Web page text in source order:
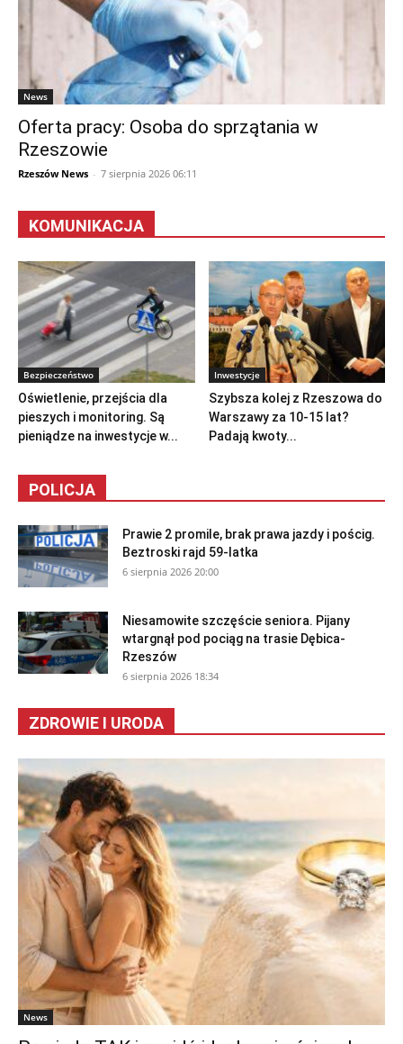
News
Oferta pracy: Osoba do sprzątania w
Rzeszowie
Rzeszów News - 7 sierpnia 2026 06:11
KOMUNIKACJA
Bezpieczeństwo
Oświetlenie, przejścia dla
pieszych i monitoring. Są
pieniądze na inwestycje w...
Inwestycje
Szybsza kolej z Rzeszowa do
Warszawy za 10-15 lat?
Padają kwoty...
POLICJA
Prawie 2 promile, brak prawa jazdy i pościg.
Beztroski rajd 59-latka
6 sierpnia 2026 20:00
Niesamowite szczęście seniora. Pijany
wtargnął pod pociąg na trasie Dębica-
Rzeszów
6 sierpnia 2026 18:34
ZDROWIE I URODA
News